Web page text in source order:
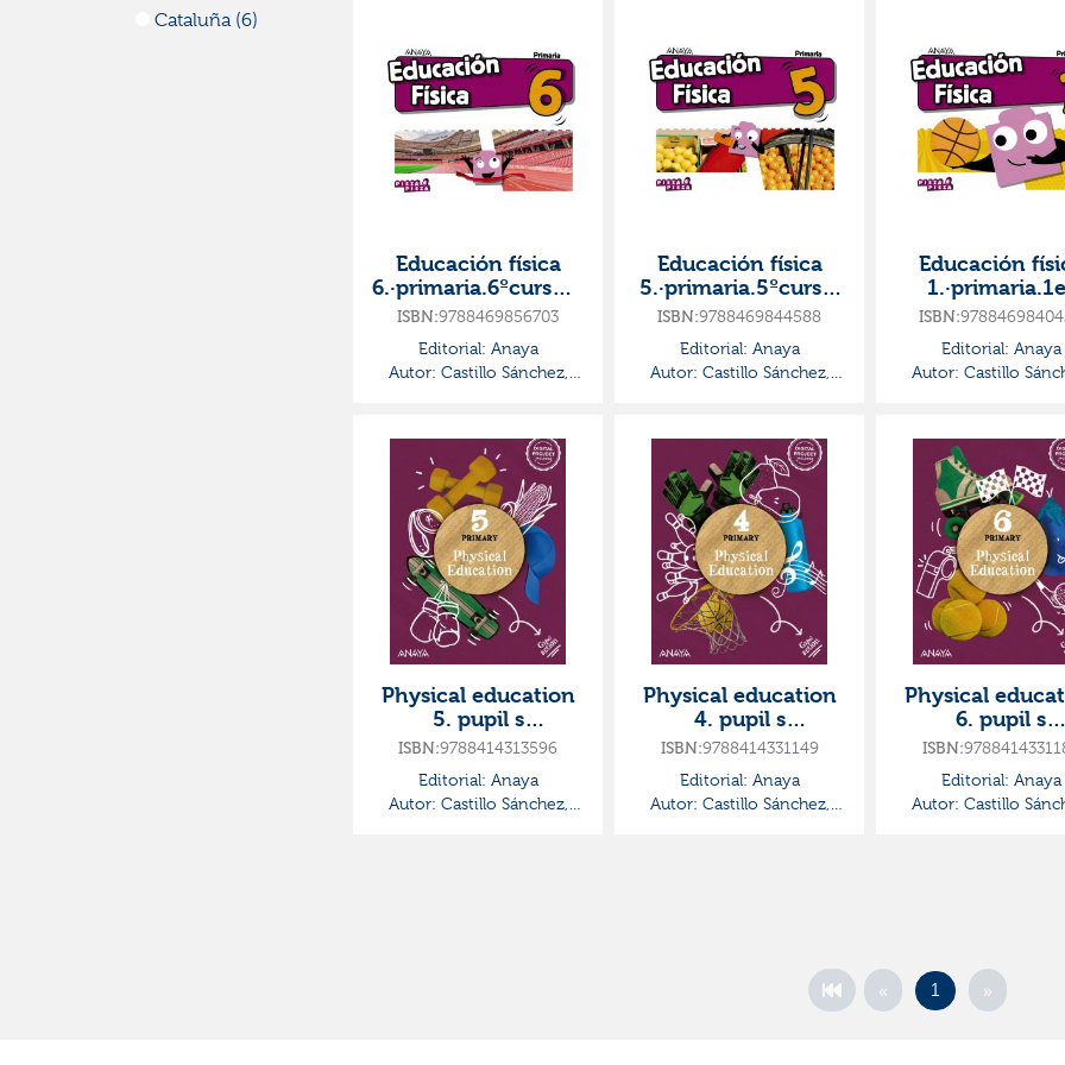
Cataluña (6)
Educación física
6.·primaria.6ºcurso·p
ieza a pieza
ISBN:9788469856703
Editorial: Anaya
Autor: Castillo Sánchez,
Educación física
5.·primaria.5ºcurso·
pieza a pieza
ISBN:9788469844588
Editorial: Anaya
Autor: Castillo Sánchez,
Educación
curso·pieza a
ISBN:
Editorial: Anaya
Autor: Castillo
Physical education
5. pupil s
book·primaria.5ºcur
ISBN:9788414313596
Editorial: Anaya
Autor: Castillo Sánchez,
Physical education
4. pupil s
book·primaria.4ºcur
ISBN:9788414331149
Editorial: Anaya
Autor: Castillo Sánchez,
Physical
6. pupil s
ISBN:
Editorial: Anaya
Autor: Castillo
« 1 »